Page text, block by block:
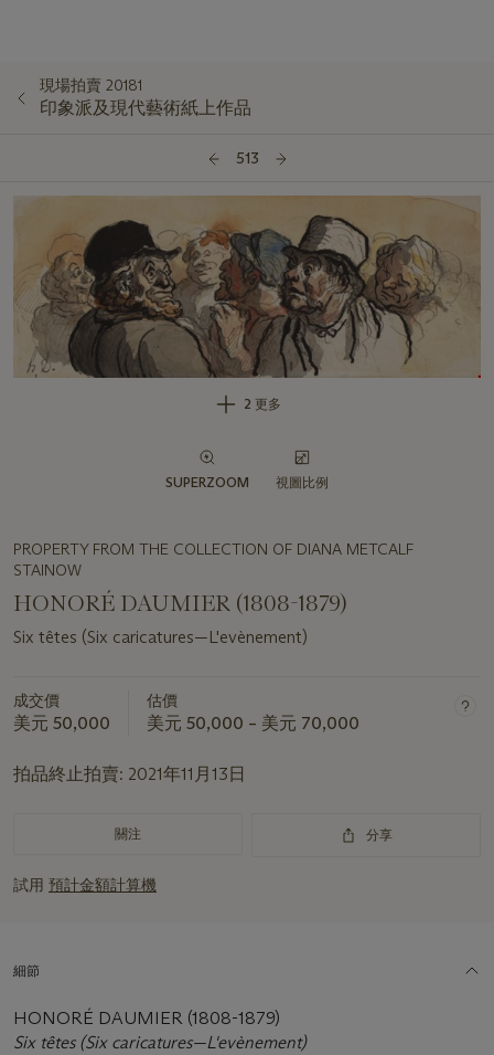
現場拍賣 20181
印象派及現代藝術紙上作品
513
2 更多
SUPERZOOM 視圖比例
PROPERTY FROM THE COLLECTION OF DIANA METCALF
STAINOW
HONORÉ DAUMIER (1808-1879)
Six têtes (Six caricatures—L'evènement)
成交價
美元 50,000
估價
美元 50,000 – 美元 70,000
拍品終止拍賣: 2021年11月13日
關注 分享
試用 預計金額計算機
細節
HONORÉ DAUMIER (1808-1879)
Six têtes (Six caricatures—L'evènement)